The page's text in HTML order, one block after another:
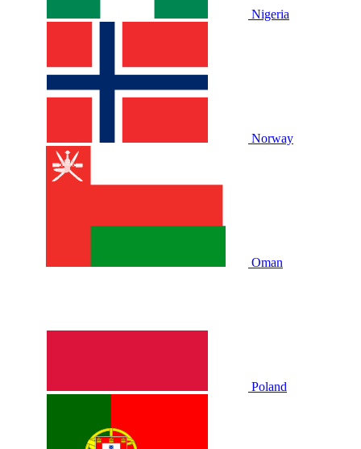
Nigeria
Norway
Oman
Poland